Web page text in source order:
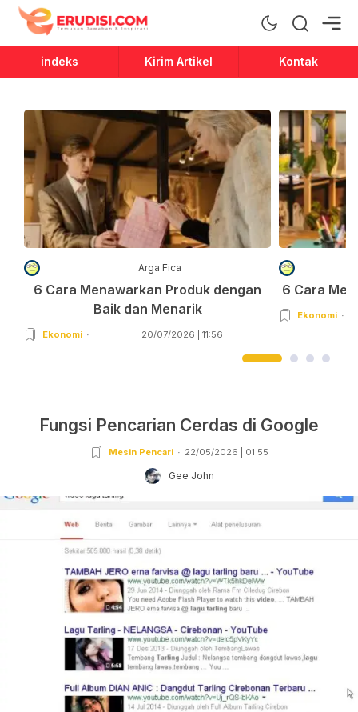
Erudisi
Temukan Jawaban dan Inspirasi
indeks Kirim Artikel Kontak
Arga Fica
6 Cara Menawarkan Produk dengan
Baik dan Menarik
Ekonomi 20/07/2026 | 11:56
6 Cara
Ekonomi
Fungsi Pencarian Cerdas di Google
Mesin Pencari 22/05/2026 | 01:55
Gee John